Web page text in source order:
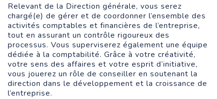
Relevant de la Direction générale, vous serez
chargé(e) de gérer et de coordonner l’ensemble des
activités comptables et financières de l’entreprise,
tout en assurant un contrôle rigoureux des
processus. Vous superviserez également une équipe
dédiée à la comptabilité. Grâce à votre créativité,
votre sens des affaires et votre esprit d’initiative,
vous jouerez un rôle de conseiller en soutenant la
direction dans le développement et la croissance de
l’entreprise.